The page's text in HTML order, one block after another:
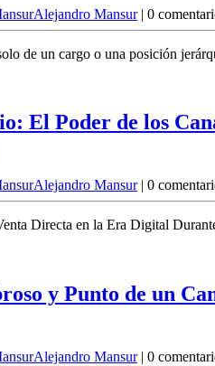
Alejandro Mansur | 0
de un cargo o una posición
El Poder de los
Alejandro Mansur | 0
Directa en la Era Digital
y Punto de un
Alejandro Mansur | 0